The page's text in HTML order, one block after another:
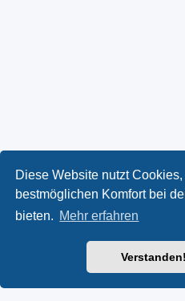
Diese Website nutzt
bestmöglichen Komfort bei
bieten. Mehr erfahren
Verstanden!